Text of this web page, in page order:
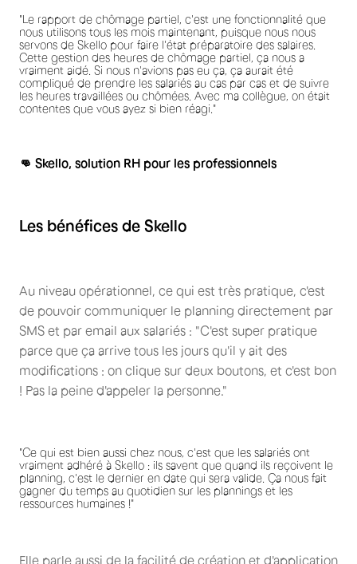
"Le rapport de chômage partiel, c'est une fonctionnalité que
nous utilisons tous les mois maintenant, puisque nous nous
servons de Skello pour faire l'état préparatoire des salaires.
Cette gestion des heures de chômage partiel, ça nous a
vraiment aidé. Si nous n'avions pas eu ça, ça aurait été
compliqué de prendre les salariés au cas par cas et de suivre
les heures travaillées ou chômées. Avec ma collègue, on était
contentes que vous ayez si bien réagi."
👊 Skello, solution RH pour les professionnels
Les bénéfices de Skello
Au niveau opérationnel, ce qui est très pratique, c'est
de pouvoir communiquer le planning directement par
SMS et par email aux salariés : "C'est super pratique
parce que ça arrive tous les jours qu'il y ait des
modifications : on clique sur deux boutons, et c'est bon
! Pas la peine d'appeler la personne."
"Ce qui est bien aussi chez nous, c'est que les salariés ont
vraiment adhéré à Skello : ils savent que quand ils reçoivent le
planning, c'est le dernier en date qui sera valide. Ça nous fait
gagner du temps au quotidien sur les plannings et les
ressources humaines !"
Elle parle aussi de la facilité de création et d'application